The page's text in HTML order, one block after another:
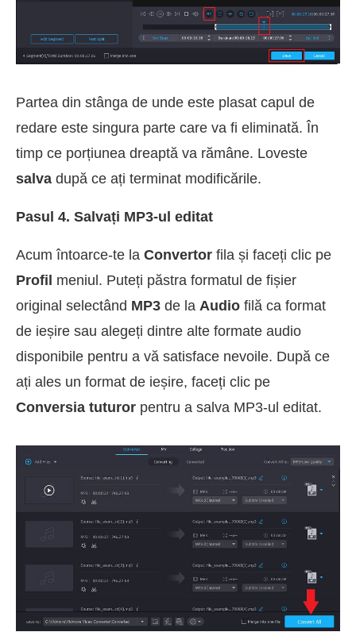
Partea din stânga de unde este plasat capul de
redare este singura parte care va fi eliminată. În
timp ce porțiunea dreaptă va rămâne. Loveste
salva după ce ați terminat modificările.
Pasul 4. Salvați MP3-ul editat
Acum întoarce-te la Convertor fila și faceți clic pe
Profil meniul. Puteți păstra formatul de fișier
original selectând MP3 de la Audio filă ca format
de ieșire sau alegeți dintre alte formate audio
disponibile pentru a vă satisface nevoile. După ce
ați ales un format de ieșire, faceți clic pe
Conversia tuturor pentru a salva MP3-ul editat.